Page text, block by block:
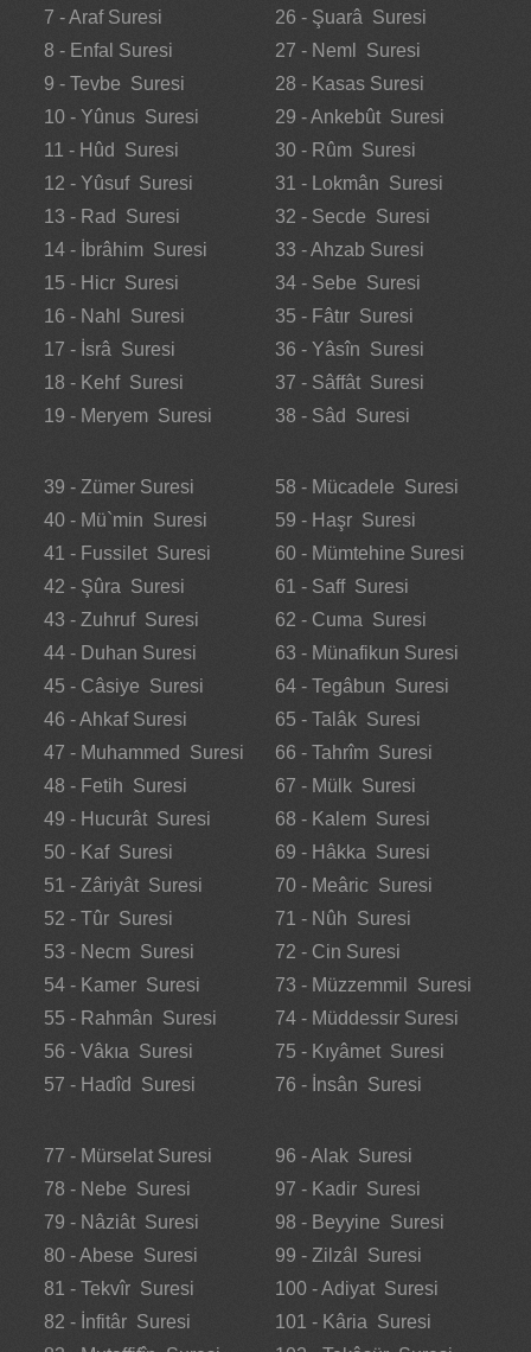
7 - Araf Suresi
8 - Enfal Suresi
9 - Tevbe Suresi
10 - Yûnus Suresi
11 - Hûd Suresi
12 - Yûsuf Suresi
13 - Rad Suresi
14 - İbrâhim Suresi
15 - Hicr Suresi
16 - Nahl Suresi
17 - İsrâ Suresi
18 - Kehf Suresi
19 - Meryem Suresi
26 - Şuarâ Suresi
27 - Neml Suresi
28 - Kasas Suresi
29 - Ankebût Suresi
30 - Rûm Suresi
31 - Lokmân Suresi
32 - Secde Suresi
33 - Ahzab Suresi
34 - Sebe Suresi
35 - Fâtır Suresi
36 - Yâsîn Suresi
37 - Sâffât Suresi
38 - Sâd Suresi
39 - Zümer Suresi
40 - Mü`min Suresi
41 - Fussilet Suresi
42 - Şûra Suresi
43 - Zuhruf Suresi
44 - Duhan Suresi
45 - Câsiye Suresi
46 - Ahkaf Suresi
47 - Muhammed Suresi
48 - Fetih Suresi
49 - Hucurât Suresi
50 - Kaf Suresi
51 - Zâriyât Suresi
52 - Tûr Suresi
53 - Necm Suresi
54 - Kamer Suresi
55 - Rahmân Suresi
56 - Vâkıa Suresi
57 - Hadîd Suresi
58 - Mücadele Suresi
59 - Haşr Suresi
60 - Mümtehine Suresi
61 - Saff Suresi
62 - Cuma Suresi
63 - Münafikun Suresi
64 - Tegâbun Suresi
65 - Talâk Suresi
66 - Tahrîm Suresi
67 - Mülk Suresi
68 - Kalem Suresi
69 - Hâkka Suresi
70 - Meâric Suresi
71 - Nûh Suresi
72 - Cin Suresi
73 - Müzzemmil Suresi
74 - Müddessir Suresi
75 - Kıyâmet Suresi
76 - İnsân Suresi
77 - Mürselat Suresi
78 - Nebe Suresi
79 - Nâziât Suresi
80 - Abese Suresi
81 - Tekvîr Suresi
82 - İnfitâr Suresi
96 - Alak Suresi
97 - Kadir Suresi
98 - Beyyine Suresi
99 - Zilzâl Suresi
100 - Adiyat Suresi
101 - Kâria Suresi